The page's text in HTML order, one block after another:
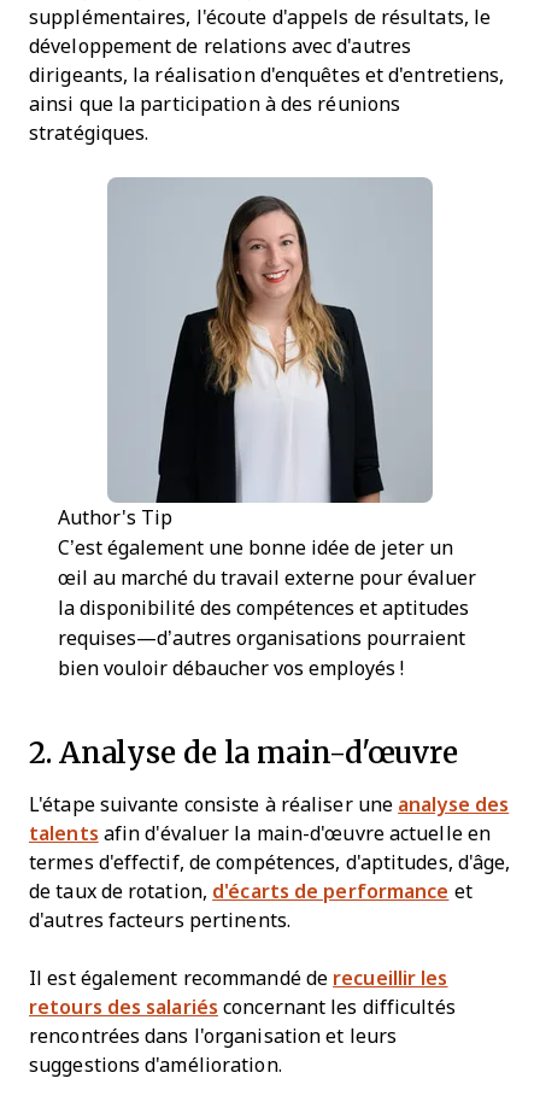
supplémentaires, l'écoute d'appels de résultats, le
développement de relations avec d'autres
dirigeants, la réalisation d'enquêtes et d'entretiens,
ainsi que la participation à des réunions
stratégiques.
Author's Tip
C’est également une bonne idée de jeter un
œil au marché du travail externe pour évaluer
la disponibilité des compétences et aptitudes
requises—d’autres organisations pourraient
bien vouloir débaucher vos employés !
2. Analyse de la main-d'œuvre
L'étape suivante consiste à réaliser une analyse des
talents afin d'évaluer la main-d'œuvre actuelle en
termes d'effectif, de compétences, d'aptitudes, d'âge,
de taux de rotation, d'écarts de performance et
d'autres facteurs pertinents.
Il est également recommandé de recueillir les
retours des salariés concernant les difficultés
rencontrées dans l'organisation et leurs
suggestions d'amélioration.